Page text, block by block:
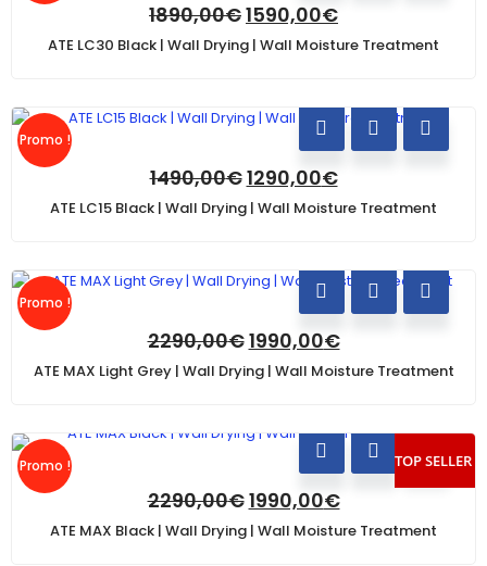
1890,00€1590,00€
ATE LC30 Black | Wall Drying | Wall Moisture Treatment
Promo !
1490,00€1290,00€
ATE LC15 Black | Wall Drying | Wall Moisture Treatment
Promo !
2290,00€1990,00€
ATE MAX Light Grey | Wall Drying | Wall Moisture Treatment
Promo ! TOP SELLER
2290,00€1990,00€
ATE MAX Black | Wall Drying | Wall Moisture Treatment